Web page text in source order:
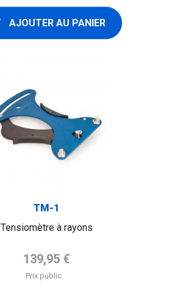
AJOUTER AU PANIER
TM-1
Tensiomètre à rayons
Prix de base
139,95 €
Prix public